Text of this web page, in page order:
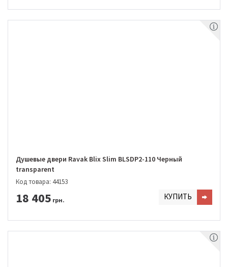
Душевые двери Ravak Blix Slim BLSDP2-110 Черный
transparent
Код товара: 44153
18 405 грн. КУПИТЬ